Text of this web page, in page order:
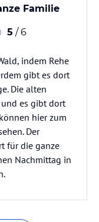
Familie
5 / 6
indem Rehe
gibt es dort
Die alten
es gibt dort
hier zum
Der
für die ganze
Nachmittag in